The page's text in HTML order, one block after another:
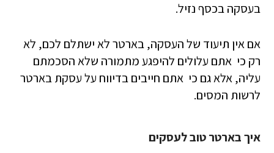
בעסקה בכסף נזיל.
אם אין תיעוד של העסקה, בארטר לא ישתלם לכם, לא
רק כי אתם עלולים להיפגע מתמורה שלא הסכמתם
עליה, אלא גם כי אתם חייבים בדיווח על עסקת בארטר
לרשות המסים.
איך בארטר טוב לעסקים